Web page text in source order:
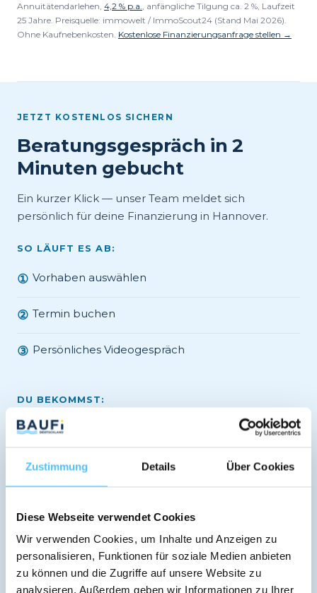
Zustimmung Details Über Cookies
Diese Webseite verwendet Cookies
Wir verwenden Cookies, um Inhalte und Anzeigen zu
personalisieren, Funktionen für soziale Medien anbieten
zu können und die Zugriffe auf unsere Website zu
analysieren. Außerdem geben wir Informationen zu Ihrer
Annuitätendarlehen, 4,2 % p.a., anfängliche Tilgung ca. 2 %, Laufzeit
25 Jahre. Preisquelle: immowelt / ImmoScout24 (Stand Mai 2026).
Ohne Kaufnebenkosten. Kostenlose Finanzierungsanfrage stellen →
JETZT KOSTENLOS SICHERN
Beratungsgespräch in 2
Minuten gebucht
Ein kurzer Klick — unser Team meldet sich
persönlich für deine Finanzierung in Hannover.
SO LÄUFT ES AB:
① Vorhaben auswählen
② Termin buchen
③ Persönliches Videogespräch
DU BEKOMMST:
✓ Unabhängige Beratung
✓ Vergleich 600+ Banken
✓ Regionale Banken-Expertise
Jetzt kostenlos Termin vereinbaren →